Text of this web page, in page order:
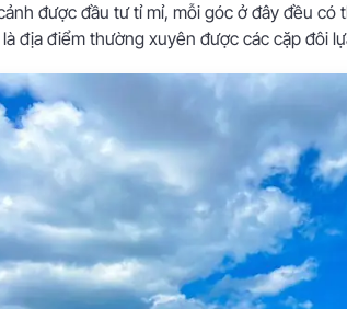
được đầu tư tỉ mỉ, mỗi góc ở đây đều
địa điểm thường xuyên được các cặp đôi